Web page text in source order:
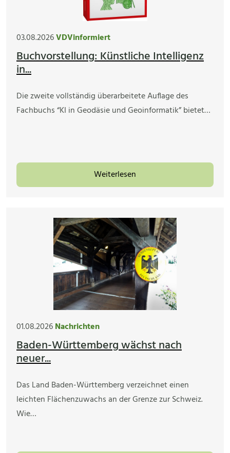
03.08.2026VDVinformiert
Buchvorstellung: Künstliche Intelligenz
in...
Die zweite vollständig überarbeitete Auflage des
Fachbuchs “KI in Geodäsie und Geoinformatik” bietet…
Weiterlesen
01.08.2026Nachrichten
Baden-Württemberg wächst nach
neuer...
Das Land Baden-Württemberg verzeichnet einen
leichten Flächenzuwachs an der Grenze zur Schweiz.
Wie…